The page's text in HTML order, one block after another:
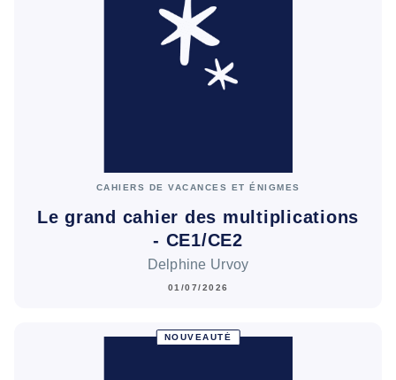
CAHIERS DE VACANCES ET ÉNIGMES
Le grand cahier des multiplications
- CE1/CE2
Delphine Urvoy
01/07/2026
NOUVEAUTÉ